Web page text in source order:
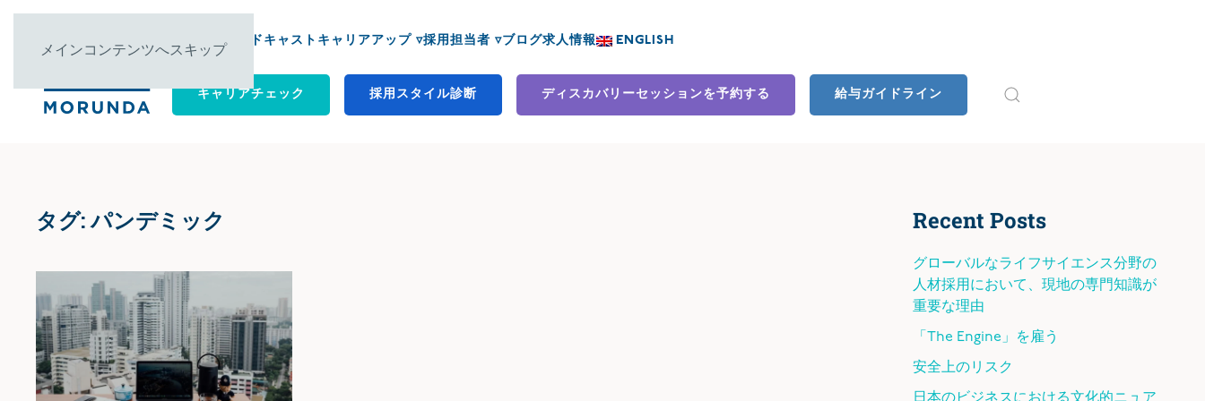
メインコンテンツへスキップ
について ▿ ポッドキャスト キャリアアップ ▿採用担当者 ▿ブログ求人情報 ENGLISH
キャリアチェック 採用スタイル診断 ディスカバリーセッションを予約する 給与ガイドライン
タグ:パンデミック Recent Posts
グローバルなライフサイエンス分野の
人材採用において、現地の専門知識が
重要な理由
「The Engine」を雇う
安全上のリスク
日本のビジネスにおける文化的ニュア